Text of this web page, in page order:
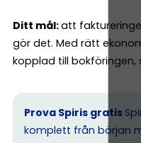
Ditt mål:att
gör det. Med rätt
kopplad till
Prova Spiris gratis
komplett från början